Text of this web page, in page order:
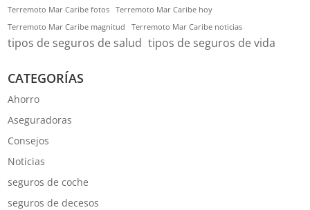
Terremoto Mar Caribe fotos
Terremoto Mar Caribe hoy
Terremoto Mar Caribe magnitud
Terremoto Mar Caribe noticias
tipos de seguros de salud tipos de seguros de vida
CATEGORÍAS
Ahorro
Aseguradoras
Consejos
Noticias
seguros de coche
seguros de decesos